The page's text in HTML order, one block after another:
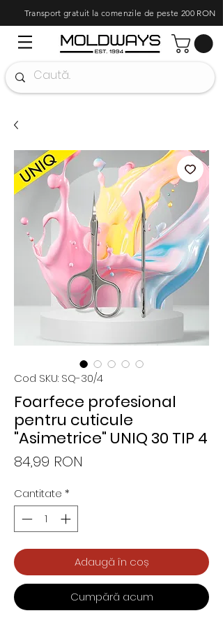
Transport gratuit la comenzile de peste 200 RON
Cod SKU: SQ-30/4
Foarfece profesional
pentru cuticule
"Asimetrice" UNIQ 30 TIP 4
84,99 RON
Cantitate *
Adaugă în coș
Cumpără acum